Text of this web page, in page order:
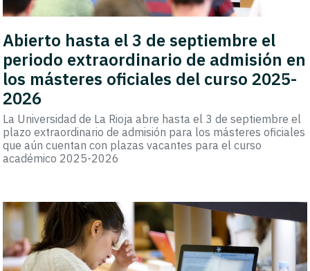
Abierto hasta el 3 de septiembre el
periodo extraordinario de admisión en
los másteres oficiales del curso 2025-
2026
La Universidad de La Rioja abre hasta el 3 de septiembre el
plazo extraordinario de admisión para los másteres oficiales
que aún cuentan con plazas vacantes para el curso
académico 2025-2026